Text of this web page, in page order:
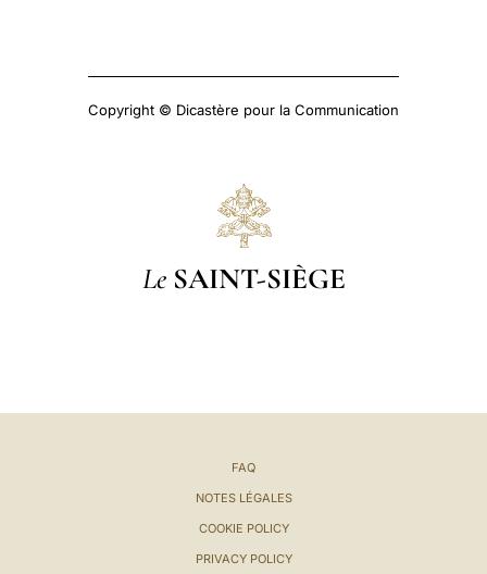
Copyright © Dicastère pour la Communication
Le SAINT-SIÈGE
FAQ
NOTES LÉGALES
COOKIE POLICY
PRIVACY POLICY